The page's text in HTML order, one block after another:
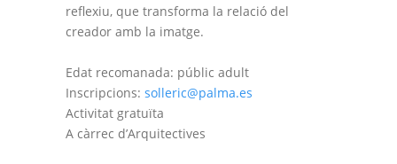
reflexiu, que transforma la relació del
creador amb la imatge.
Edat recomanada: públic adult
Inscripcions: solleric@palma.es
Activitat gratuïta
A càrrec d’Arquitectives